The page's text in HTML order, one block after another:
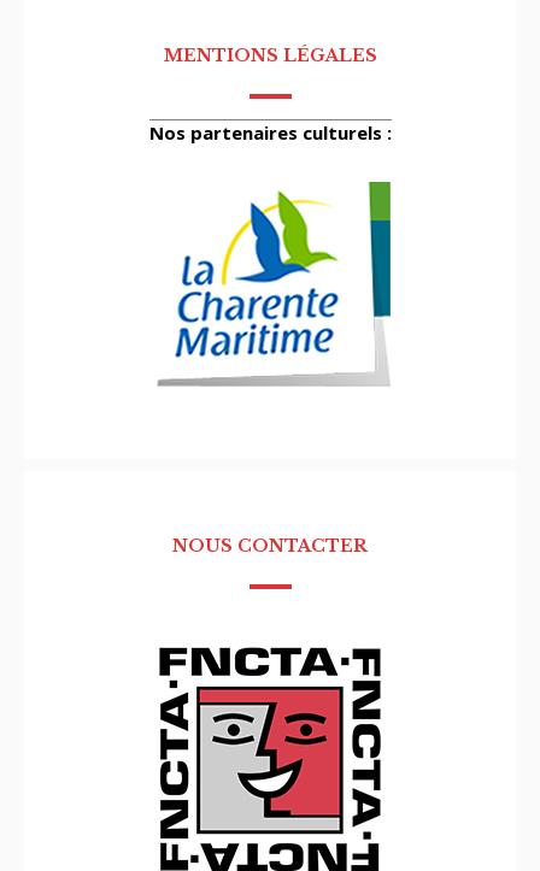
MENTIONS LÉGALES
Nos partenaires culturels :
NOUS CONTACTER